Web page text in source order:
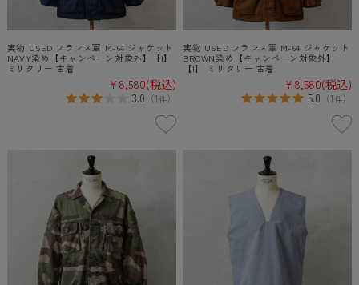
実物 USED フランス軍 M-64 ジャケット
NAVY染め【キャンペーン対象外】【I】
ミリタリー 古着
¥8,580(税込)
3.0 （1件）
実物 USED フランス軍 M-64 ジャケット
BROWN染め【キャンペーン対象外】
【I】 ミリタリー 古着
¥8,580(税込)
5.0 （1件）